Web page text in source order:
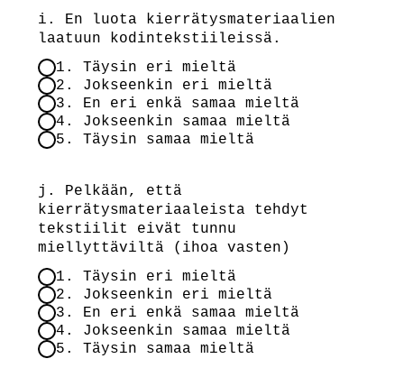
i. En luota kierrätysmateriaalien
laatuun kodintekstiileissä.
1. Täysin eri mieltä
2. Jokseenkin eri mieltä
3. En eri enkä samaa mieltä
4. Jokseenkin samaa mieltä
5. Täysin samaa mieltä
j. Pelkään, että
kierrätysmateriaaleista tehdyt
tekstiilit eivät tunnu
miellyttäviltä (ihoa vasten)
1. Täysin eri mieltä
2. Jokseenkin eri mieltä
3. En eri enkä samaa mieltä
4. Jokseenkin samaa mieltä
5. Täysin samaa mieltä